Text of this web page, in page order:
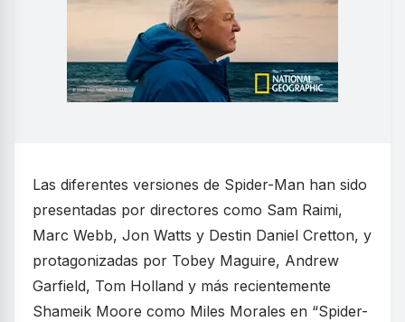
Las diferentes versiones de Spider-Man han sido
presentadas por directores como Sam Raimi,
Marc Webb, Jon Watts y Destin Daniel Cretton, y
protagonizadas por Tobey Maguire, Andrew
Garfield, Tom Holland y más recientemente
Shameik Moore como Miles Morales en “Spider-